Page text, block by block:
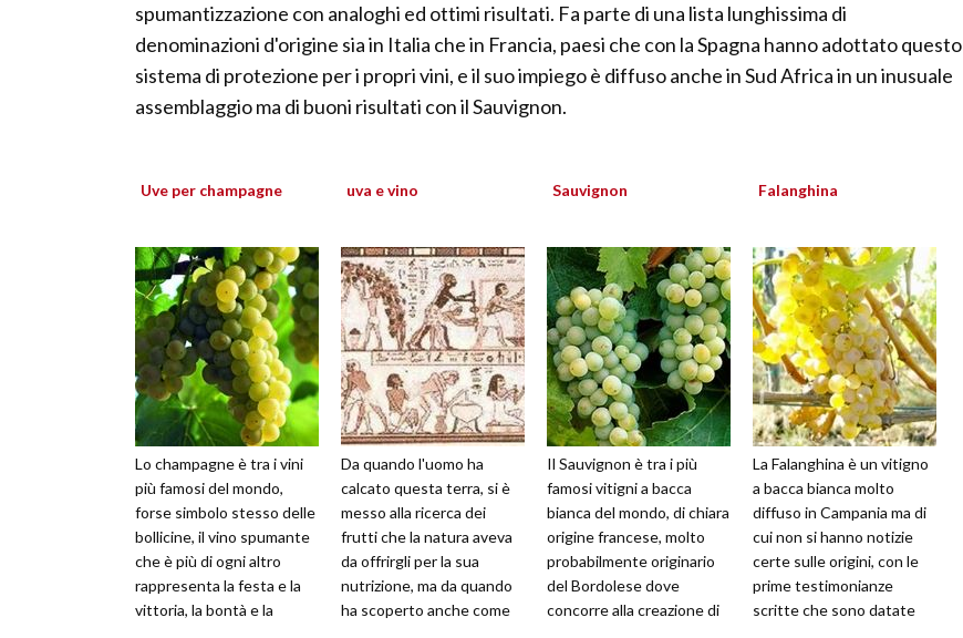
spumantizzazione con analoghi ed ottimi risultati. Fa parte di una lista lunghissima di
denominazioni d'origine sia in Italia che in Francia, paesi che con la Spagna hanno adottato questo
sistema di protezione per i propri vini, e il suo impiego è diffuso anche in Sud Africa in un inusuale
assemblaggio ma di buoni risultati con il Sauvignon.
Uve per champagne
Lo champagne è tra i vini
più famosi del mondo,
forse simbolo stesso delle
bollicine, il vino spumante
che è più di ogni altro
rappresenta la festa e la
vittoria, la bontà e la
uva e vino
Da quando l'uomo ha
calcato questa terra, si è
messo alla ricerca dei
frutti che la natura aveva
da offrirgli per la sua
nutrizione, ma da quando
ha scoperto anche come
Sauvignon
Il Sauvignon è tra i più
famosi vitigni a bacca
bianca del mondo, di chiara
origine francese, molto
probabilmente originario
del Bordolese dove
concorre alla creazione di
Falanghina
La Falanghina è un vitigno
a bacca bianca molto
diffuso in Campania ma di
cui non si hanno notizie
certe sulle origini, con le
prime testimonianze
scritte che sono datate